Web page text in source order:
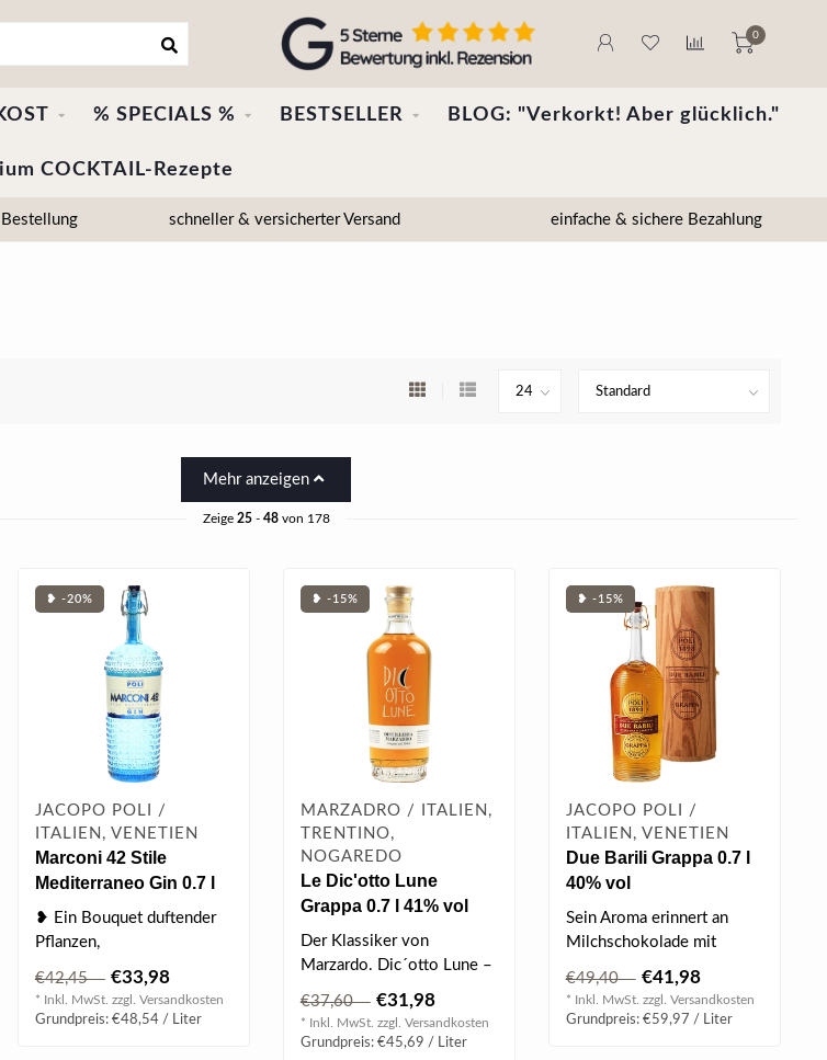
0
% SPECIALS % BESTSELLER BLOG: "Verkorkt! Aber glücklich."
COCKTAIL-Rezepte
schneller & versicherter Versand einfache & sichere Bezahlung
Mehr anzeigen
Zeige 25- 48von 178
❥ -20%
JACOPO POLI /
ITALIEN, VENETIEN
Marconi 42 Stile
Mediterraneo Gin 0.7 l
42% vol
❥ Ein Bouquet duftender
Pflanzen,
Rosmarin, Minze,
Basilikum ..
€42,45 €33,98
* Inkl. MwSt. zzgl. Versandkosten
Grundpreis: €48,54 / Liter
❥ -15%
MARZADRO / ITALIEN,
TRENTINO,
NOGAREDO
Le Dic'otto Lune
Grappa 0.7 l 41% vol
Der Klassiker von
Marzardo. Dic´otto Lune –
18 Monate lang ru..
€37,60 €31,98
* Inkl. MwSt. zzgl. Versandkosten
Grundpreis: €45,69 / Liter
❥ -15%
JACOPO POLI /
ITALIEN, VENETIEN
Due Barili Grappa 0.7 l
40% vol
Sein Aroma erinnert an
Milchschokolade mit
Haselnüssen...
€49,40 €41,98
* Inkl. MwSt. zzgl. Versandkosten
Grundpreis: €59,97 / Liter